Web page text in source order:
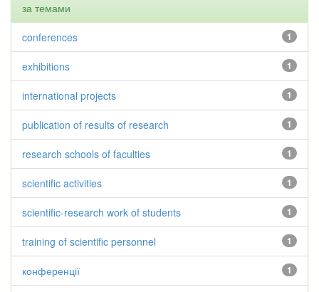
за темами
1
conferences
1
exhibitions
1
international projects
1
publication of results of research
1
research schools of faculties
1
scientific activities
1
scientific-research work of students
1
training of scientific personnel
1
конференції